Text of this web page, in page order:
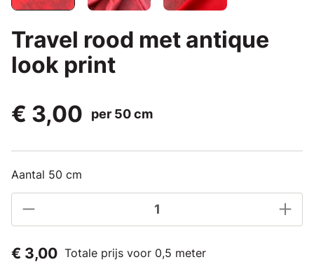
Travel rood met antique
look print
€ 3,00
per 50 cm
Aantal 50 cm
€ 3,00 Totale prijs voor 0,5 meter